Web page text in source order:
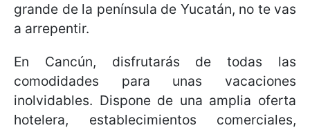
grande de la península de Yucatán, no te vas
a arrepentir.
En Cancún, disfrutarás de todas las
comodidades para unas vacaciones
inolvidables. Dispone de una amplia oferta
hotelera, establecimientos comerciales,